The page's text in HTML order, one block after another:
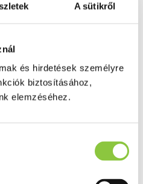
A sütikről
és hirdetések személyre
biztosításához,
elemzéséhez.